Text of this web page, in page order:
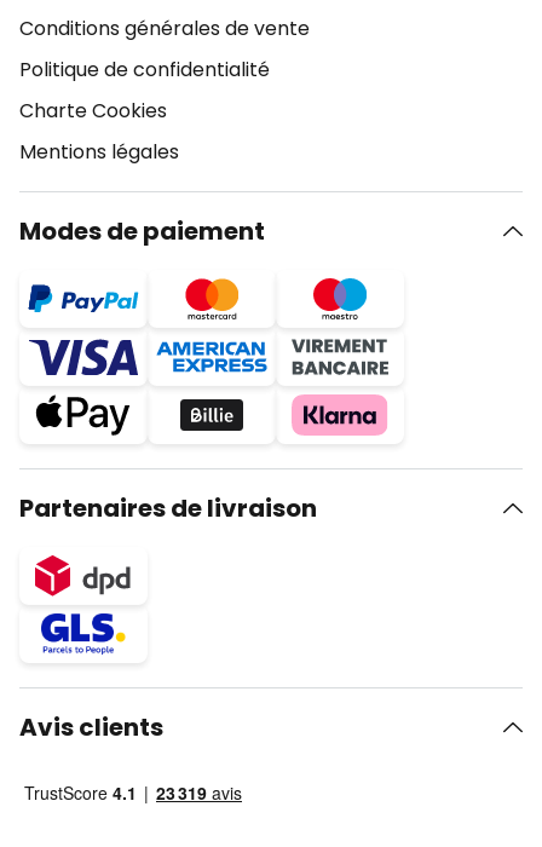
Conditions générales de vente
Politique de confidentialité
Charte Cookies
Mentions légales
Modes de paiement
Partenaires de livraison
Avis clients